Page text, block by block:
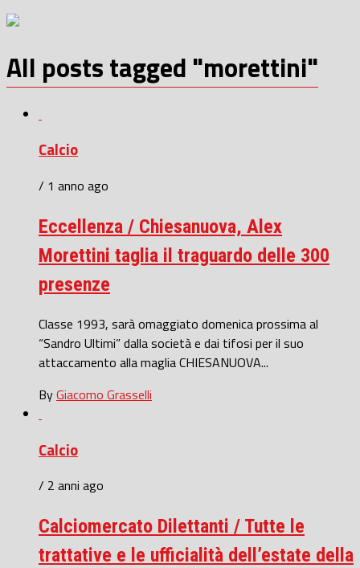
All posts tagged "morettini"
Calcio
/ 1 anno ago
Eccellenza / Chiesanuova, Alex
Morettini taglia il traguardo delle 300
presenze
Classe 1993, sarà omaggiato domenica prossima al
“Sandro Ultimi” dalla società e dai tifosi per il suo
attaccamento alla maglia CHIESANUOVA...
ByGiacomo Grasselli
Calcio
/ 2 anni ago
Calciomercato Dilettanti / Tutte le
trattative e le ufficialità dell’estate della